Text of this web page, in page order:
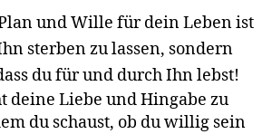
und Wille für dein Leben ist
sterben zu lassen, sondern
du für und durch Ihn lebst!
deine Liebe und Hingabe zu
du schaust, ob du willig sein